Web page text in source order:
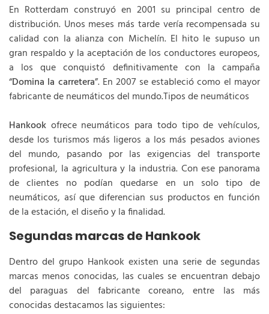
En Rotterdam construyó en 2001 su principal centro de
distribución. Unos meses más tarde vería recompensada su
calidad con la alianza con Michelín. El hito le supuso un
gran respaldo y la aceptación de los conductores europeos,
a los que conquistó definitivamente con la campaña
“Domina la carretera”. En 2007 se estableció como el mayor
fabricante de neumáticos del mundo.Tipos de neumáticos
Hankook ofrece neumáticos para todo tipo de vehículos,
desde los turismos más ligeros a los más pesados aviones
del mundo, pasando por las exigencias del transporte
profesional, la agricultura y la industria. Con ese panorama
de clientes no podían quedarse en un solo tipo de
neumáticos, así que diferencian sus productos en función
de la estación, el diseño y la finalidad.
Segundas marcas de Hankook
Dentro del grupo Hankook existen una serie de segundas
marcas menos conocidas, las cuales se encuentran debajo
del paraguas del fabricante coreano, entre las más
conocidas destacamos las siguientes: